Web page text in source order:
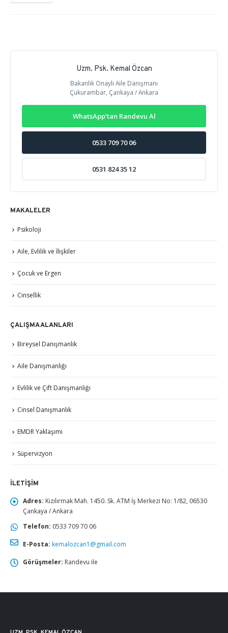
Uzm. Psk. Kemal Özcan
Bakanlık Onaylı Aile Danışmanı
Çukurambar, Çankaya / Ankara
WhatsApp'tan Randevu Al
0533 709 70 06
0531 824 35 12
MAKALELER
Psikoloji
Aile, Evlilik ve İlişkiler
Çocuk ve Ergen
Cinsellik
ÇALIŞMA ALANLARI
Bireysel Danışmanlık
Aile Danışmanlığı
Evlilik ve Çift Danışmanlığı
Cinsel Danışmanlık
EMDR Yaklaşımı
Süpervizyon
İLETIŞIM
Adres: Kızılırmak Mah. 1450. Sk. ATM İş Merkezi No: 1/82, 06530
Çankaya / Ankara
Telefon: 0533 709 70 06
E-Posta: kemalozcan1@gmail.com
Görüşmeler: Randevu ile